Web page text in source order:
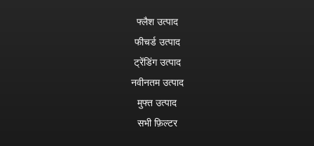
फ्लैश उत्पाद
फीचर्ड उत्पाद
ट्रेंडिंग उत्पाद
नवीनतम उत्पाद
मुफ्त उत्पाद
सभी फ़िल्टर